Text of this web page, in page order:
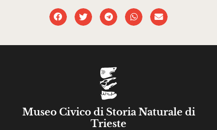
Museo Civico di Storia Naturale di
Trieste